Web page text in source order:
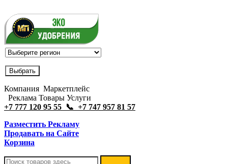
Компания Маркетплейс
Реклама Товары Услуги
+7 777 120 95 55 📞 +7 747 957 81 57
Разместить Рекламу
Продавать на Сайте
Корзина